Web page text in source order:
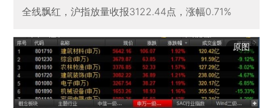
全线飘红，沪指放量收报3122.44点，涨幅0.71%
原图